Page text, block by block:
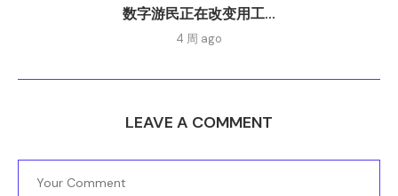
数字游民正在改变用工...
4 周 ago
LEAVE A COMMENT